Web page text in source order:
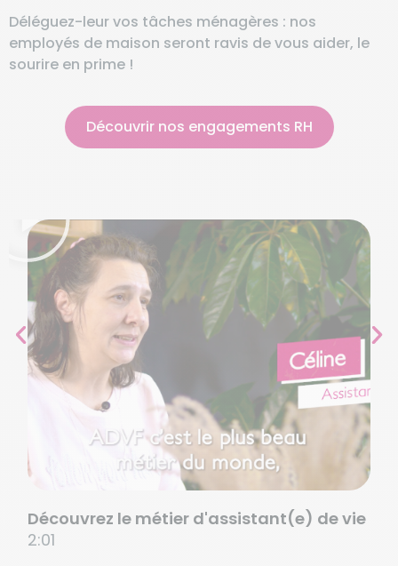
Déléguez-leur vos tâches ménagères : nos
employés de maison seront ravis de vous aider, le
sourire en prime !
Découvrir nos engagements RH
Découvrez le métier d'assistant(e) de vie
2:01